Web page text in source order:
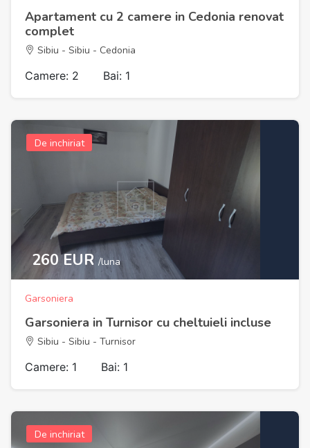
Apartament cu 2 camere in Cedonia renovat
complet
Sibiu - Sibiu - Cedonia
Camere: 2 Bai: 1
De inchiriat
260 EUR /luna
Garsoniera
Garsoniera in Turnisor cu cheltuieli incluse
Sibiu - Sibiu - Turnisor
Camere: 1 Bai: 1
De inchiriat